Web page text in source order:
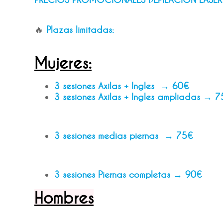
🔥 Plazas limitadas:
Mujeres:
3 sesiones Axilas + Ingles → 60€
3 sesiones Axilas + Ingles ampliadas →
3 sesiones medias piernas → 75€
3 sesiones Piernas completas → 90€
Hombres